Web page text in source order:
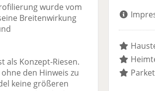
wurde vom
Breitenwirkung
als Konzept-Riesen.
den Hinweis zu
keine größeren